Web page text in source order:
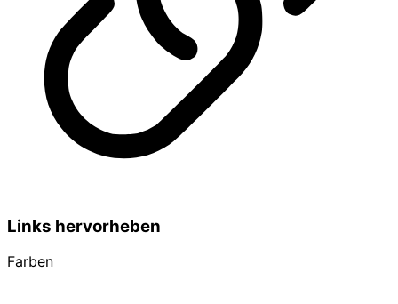
Links hervorheben
Farben